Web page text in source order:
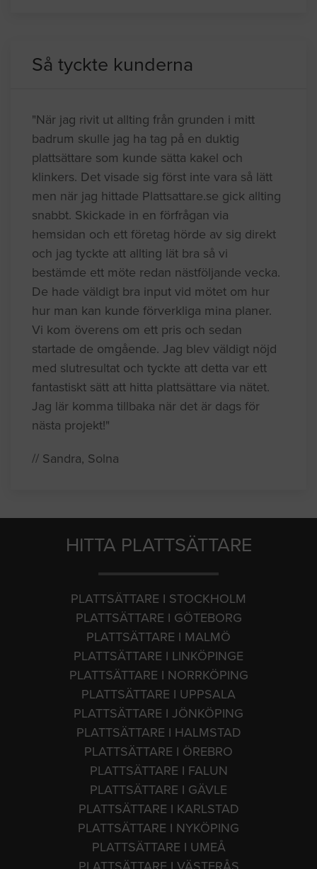
Så tyckte kunderna
"När jag rivit ut allting från grunden i mitt
badrum skulle jag ha tag på en duktig
plattsättare som kunde sätta kakel och
klinkers. Det visade sig först inte vara så lätt
men när jag hittade Plattsattare.se gick allting
snabbt. Skickade in en förfrågan via
hemsidan och ett företag hörde av sig direkt
och jag tyckte att allting lät bra så vi
bestämde ett möte redan nästföljande vecka.
De hade väldigt bra input vid mötet om hur
hur man kan kunde förverkliga mina planer.
Vi kom överens om ett pris och sedan
startade de omgående. Jag blev väldigt nöjd
med slutresultat och tyckte att detta var ett
fantastiskt sätt att hitta plattsättare via nätet.
Jag lär komma tillbaka när det är dags för
nästa projekt!"
// Sandra, Solna
HITTA PLATTSÄTTARE
PLATTSÄTTARE I STOCKHOLM
PLATTSÄTTARE I GÖTEBORG
PLATTSÄTTARE I MALMÖ
PLATTSÄTTARE I LINKÖPINGE
PLATTSÄTTARE I NORRKÖPING
PLATTSÄTTARE I UPPSALA
PLATTSÄTTARE I JÖNKÖPING
PLATTSÄTTARE I HALMSTAD
PLATTSÄTTARE I ÖREBRO
PLATTSÄTTARE I FALUN
PLATTSÄTTARE I GÄVLE
PLATTSÄTTARE I KARLSTAD
PLATTSÄTTARE I NYKÖPING
PLATTSÄTTARE I UMEÅ